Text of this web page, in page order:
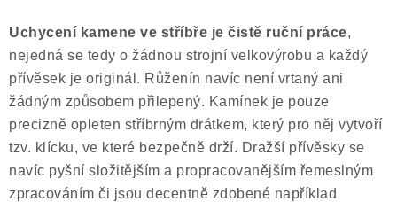
Uchycení kamene ve stříbře je čistě ruční práce,
nejedná se tedy o žádnou strojní velkovýrobu a každý
přívěsek je originál. Růženín navíc není vrtaný ani
žádným způsobem přilepený. Kamínek je pouze
precizně opleten stříbrným drátkem, který pro něj vytvoří
tzv. klícku, ve které bezpečně drží. Dražší přívěsky se
navíc pyšní složitějším a propracovanějším řemeslným
zpracováním či jsou decentně zdobené například